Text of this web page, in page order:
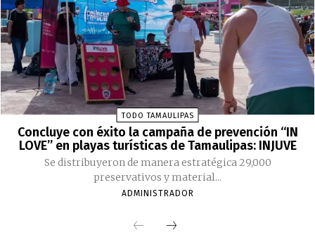
TODO TAMAULIPAS
Concluye con éxito la campaña de prevención “IN
LOVE” en playas turísticas de Tamaulipas: INJUVE
Se distribuyeron de manera estratégica 29,000
preservativos y material...
ADMINISTRADOR